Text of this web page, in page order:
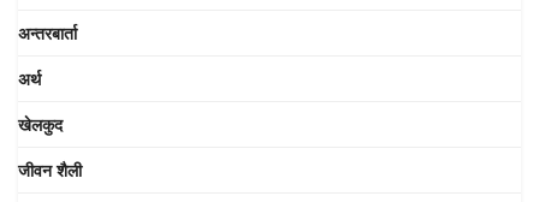
अन्तरबार्ता
अर्थ
खेलकुद
जीवन शैली